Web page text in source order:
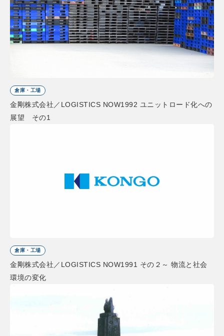
倉庫・工場
金剛株式会社／LOGISTICS NOW1992 ユニットロード化への
展望 その1
倉庫・工場
金剛株式会社／LOGISTICS NOW1991 その２～ 物流と社会
環境の変化